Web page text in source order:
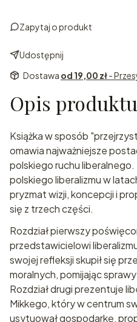
Zapytaj o produkt
Udostępnij
Dostawa od 19,00 zł-
Opis produktu
Książka w sposób
omawia najważniejsze
polskiego ruchu
polskiego liberalizmu w
pryzmat wizji, koncepcji i
się z trzech części.
Rozdział pierwszy
przedstawicielowi
swojej refleksji skupił się
moralnych, pomijając
Rozdział drugi prezentuje
Mikkego, który w centrum
usytuował gospodarkę,